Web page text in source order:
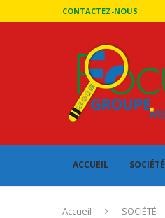
CONTACTEZ-NOUS
ACCUEIL SOCIÉTÉ
Accueil SOCIÉTÉ